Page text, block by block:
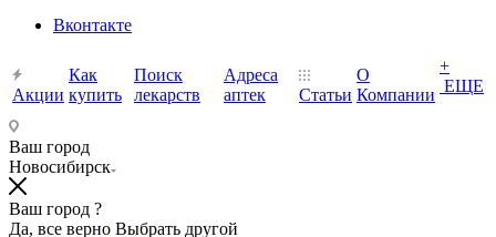
Вконтакте
Акции
Как
купить
Поиск
лекарств
Адреса
аптек
Статьи
О
Компании
+
ЕЩЕ
Ваш город
Новосибирск
Ваш город ?
Да, все верно Выбрать другой